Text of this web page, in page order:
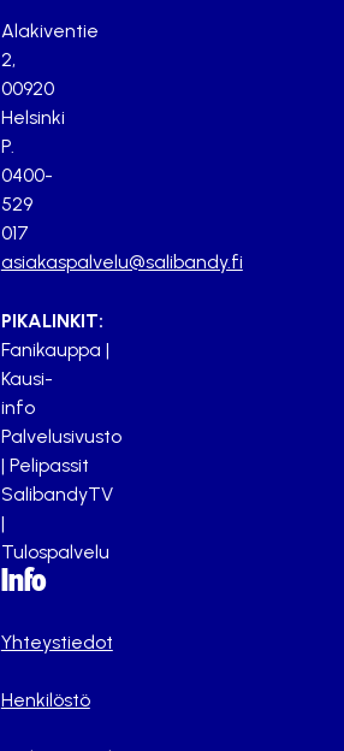
Alakiventie
2,
00920
Helsinki
P.
0400-
529
017
asiakaspalvelu@salibandy.fi
PIKALINKIT:
Fanikauppa |
Kausi-
info
Palvelusivusto
| Pelipassit
SalibandyTV
|
Tulospalvelu
Info
Yhteystiedot
Henkilöstö